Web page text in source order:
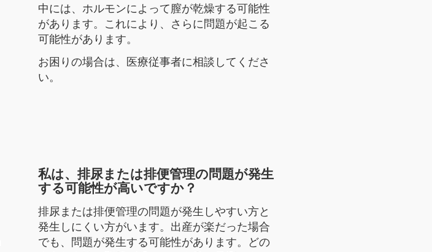
中には、ホルモンによって膣が乾燥する可能性
があります。これにより、さらに問題が起こる
可能性があります。
お困りの場合は、医療従事者に相談してくださ
い。
私は、排尿または排便管理の問題が発生
する可能性が高いですか？
排尿または排便管理の問題が発生しやすい方と
発生しにくい方がいます。出産が楽だった場合
でも、問題が発生する可能性があります。どの